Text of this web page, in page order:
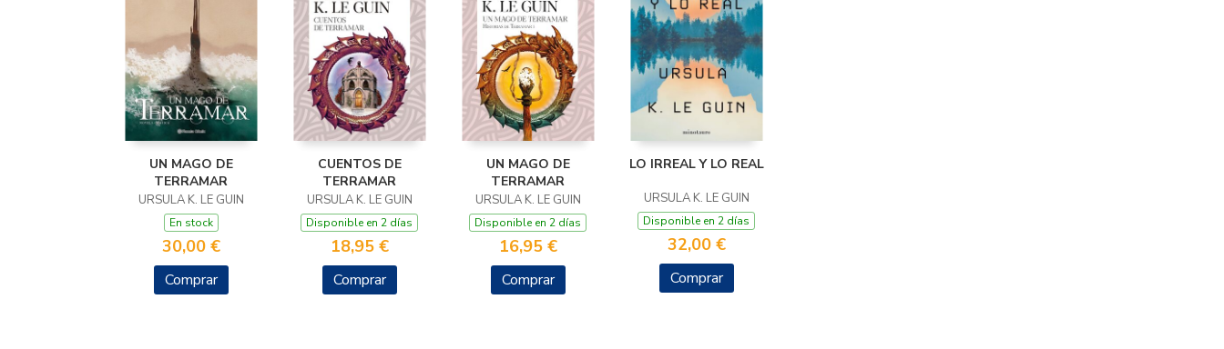
UN MAGO DE
TERRAMAR
URSULA K. LE GUIN
En stock
30,00 €
Comprar
CUENTOS DE
TERRAMAR
URSULA K. LE GUIN
Disponible en 2 días
18,95 €
Comprar
UN MAGO DE
TERRAMAR
URSULA K. LE GUIN
Disponible en 2 días
16,95 €
Comprar
LO IRREAL Y LO REAL
URSULA K. LE GUIN
Disponible en 2 días
32,00 €
Comprar